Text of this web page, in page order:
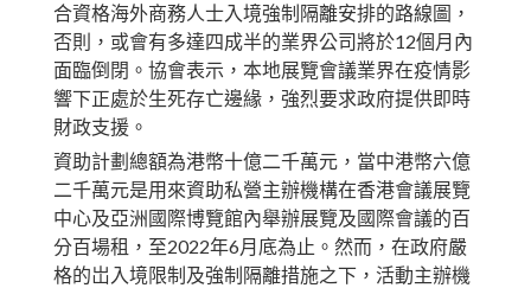
合資格海外商務人士入境強制隔離安排的路線圖，
否則，或會有多達四成半的業界公司將於12個月內
面臨倒閉。協會表示，本地展覽會議業界在疫情影
響下正處於生死存亡邊緣，強烈要求政府提供即時
財政支援。
資助計劃總額為港幣十億二千萬元，當中港幣六億
二千萬元是用來資助私營主辦機構在香港會議展覽
中心及亞洲國際博覽館內舉辦展覽及國際會議的百
分百場租，至2022年6月底為止。然而，在政府嚴
格的岀入境限制及強制隔離措施之下，活動主辦機